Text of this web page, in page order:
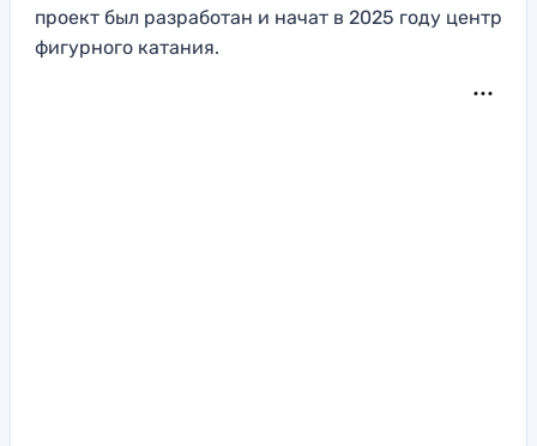
проект был разработан и начат в 2025 году центр
фигурного катания.